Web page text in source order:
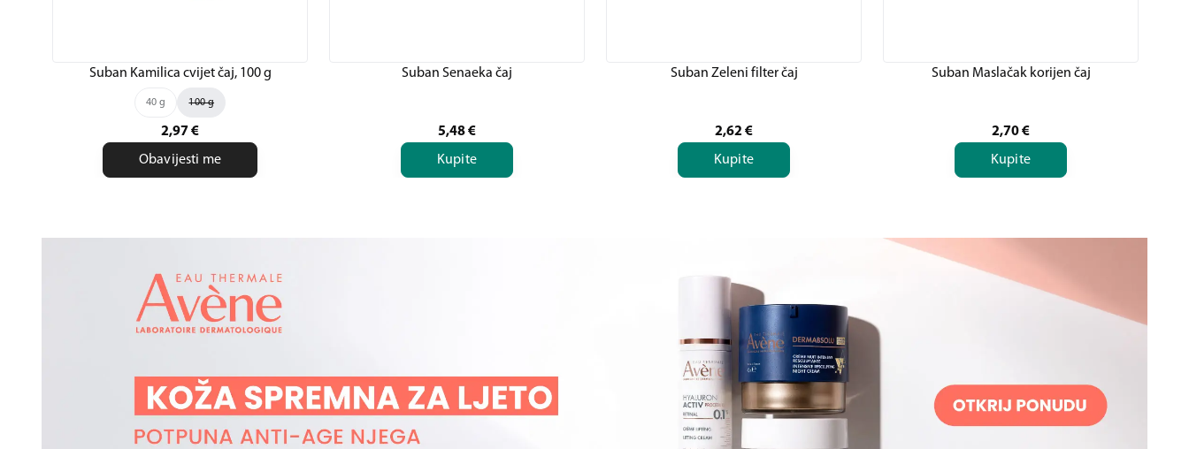
Suban Kamilica cvijet čaj, 100 g
40 g 100 g
2,97 €
Obavijesti me
Suban Senaeka čaj
5,48€
Kupite
Suban Zeleni filter čaj
2,62 €
Kupite
Suban Maslačak korijen čaj
2,70€
Kupite